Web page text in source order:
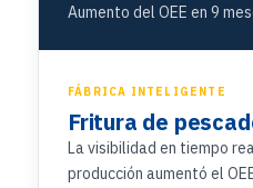
Aumento del OEE en 9
FÁBRICA INTELIGENTE
Fritura de
La visibilidad en tiempo
producción aumentó el